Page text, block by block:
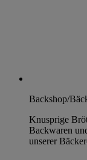
Backshop/
Knusprige
Backwaren
unserer